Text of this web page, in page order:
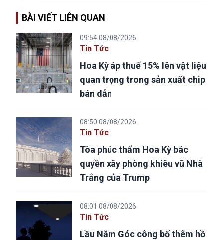
BÀI VIẾT LIÊN QUAN
09:54 08/08/2026
Tin Tức
Hoa Kỳ áp thuế 15% lên vật liệu
quan trọng trong sản xuất chip
bán dẫn
08:50 08/08/2026
Tin Tức
Tòa phúc thẩm Hoa Kỳ bác
quyền xây phòng khiêu vũ Nhà
Trắng của Trump
08:01 08/08/2026
Tin Tức
Lầu Năm Góc công bố thêm hồ